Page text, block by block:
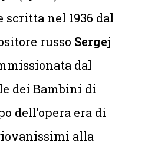
scritta nel 1936 dal
russo Sergej
dal
dei Bambini di
dell’opera era di
alla